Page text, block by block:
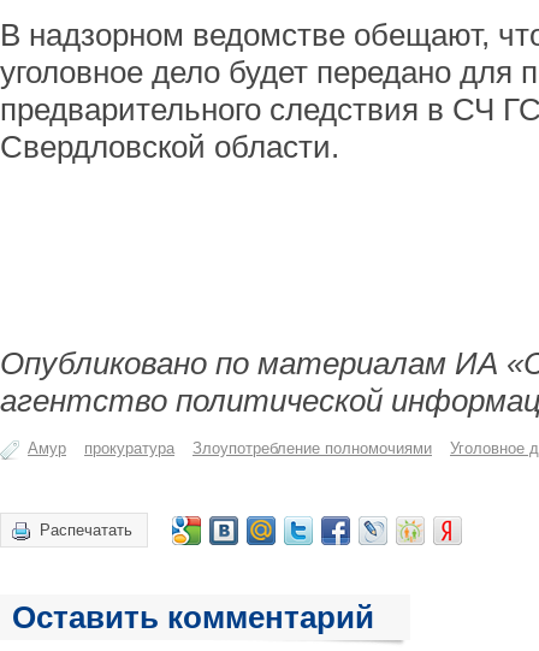
В надзорном ведомстве обещают,
уголовное дело будет передано для
предварительного следствия в СЧ
Свердловской области.
Опубликовано по материалам ИА
агентство политической
Амур прокуратура Злоупотребление полномочиями Уголовное
Распечатать
Оставить комментарий